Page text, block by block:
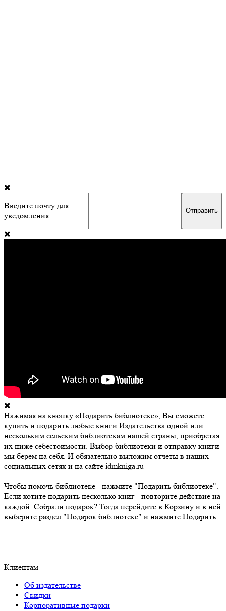
Введите почту для
уведомления
Нажимая на кнопку «Подарить библиотеке», Вы сможете
купить и подарить любые книги Издательства одной или
нескольким сельским библиотекам нашей страны, приобретая
их ниже себестоимости. Выбор библиотеки и отправку книги
мы берем на себя. И обязательно выложим отчеты в наших
социальных сетях и на сайте idmkniga.ru
Чтобы помочь библиотеке - нажмите "Подарить библиотеке".
Если хотите подарить несколько книг - повторите действие на
каждой. Собрали подарок? Тогда перейдите в Корзину и в ней
выберите раздел "Подарок библиотеке" и нажмите Подарить.
Клиентам
Об издательстве
Скидки
Корпоративные подарки